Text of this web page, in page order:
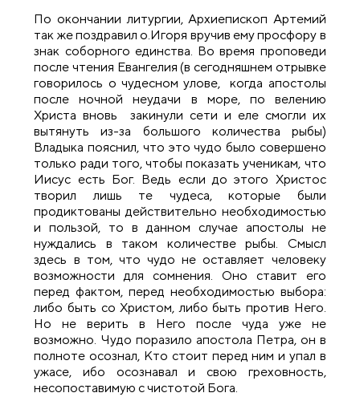
По окончании литургии, Архиепископ Артемий
так же поздравил о.Игоря вручив ему просфору в
знак соборного единства. Во время проповеди
после чтения Евангелия (в сегодняшнем отрывке
говорилось о чудесном улове, когда апостолы
после ночной неудачи в море, по велению
Христа вновь закинули сети и еле смогли их
вытянуть из-за большого количества рыбы)
Владыка пояснил, что это чудо было совершено
только ради того, чтобы показать ученикам, что
Иисус есть Бог. Ведь если до этого Христос
творил лишь те чудеса, которые были
продиктованы действительно необходимостью
и пользой, то в данном случае апостолы не
нуждались в таком количестве рыбы. Смысл
здесь в том, что чудо не оставляет человеку
возможности для сомнения. Оно ставит его
перед фактом, перед необходимостью выбора:
либо быть со Христом, либо быть против Него.
Но не верить в Него после чуда уже не
возможно. Чудо поразило апостола Петра, он в
полноте осознал, Кто стоит перед ним и упал в
ужасе, ибо осознавал и свою греховность,
несопоставимую с чистотой Бога.